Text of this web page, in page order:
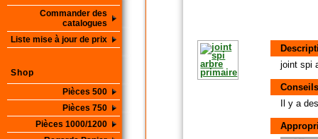
Commander des
catalogues
Liste mise à jour de prix
Shop
Pièces 500
Pièces 750
Pièces 1000/1200
joint spi
Il y a